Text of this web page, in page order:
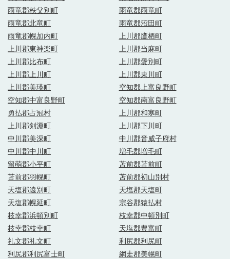
雨竜郡秩父別町
雨竜郡雨竜町
雨竜郡北竜町
雨竜郡沼田町
雨竜郡幌加内町
上川郡鷹栖町
上川郡東神楽町
上川郡当麻町
上川郡比布町
上川郡愛別町
上川郡上川町
上川郡東川町
上川郡美瑛町
空知郡上富良野町
空知郡中富良野町
空知郡南富良野町
勇払郡占冠村
上川郡和寒町
上川郡剣淵町
上川郡下川町
中川郡美深町
中川郡音威子府村
中川郡中川町
増毛郡増毛町
留萌郡小平町
苫前郡苫前町
苫前郡羽幌町
苫前郡初山別村
天塩郡遠別町
天塩郡天塩町
天塩郡幌延町
宗谷郡猿払村
枝幸郡浜頓別町
枝幸郡中頓別町
枝幸郡枝幸町
天塩郡豊富町
礼文郡礼文町
利尻郡利尻町
利尻郡利尻富士町
網走郡美幌町